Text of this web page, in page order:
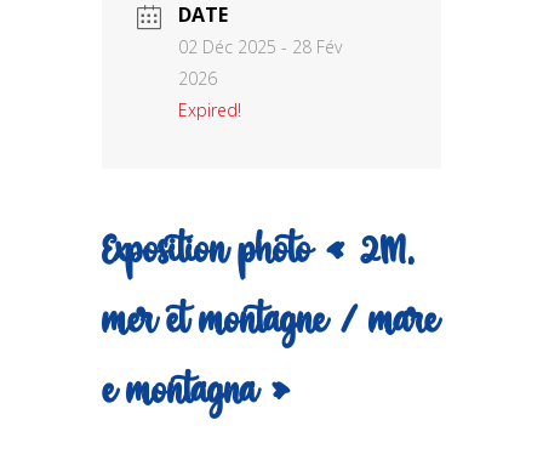
DATE
02 Déc 2025 - 28 Fév
2026
Expired!
Exposition photo « 2M,
mer et montagne / mare
e montagna »